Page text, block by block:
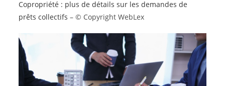
Copropriété : plus de détails sur les demandes de
prêts collectifs – © Copyright WebLex